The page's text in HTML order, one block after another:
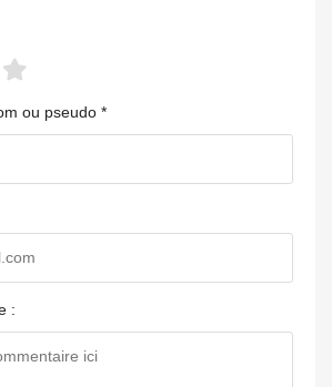
ou pseudo *
: